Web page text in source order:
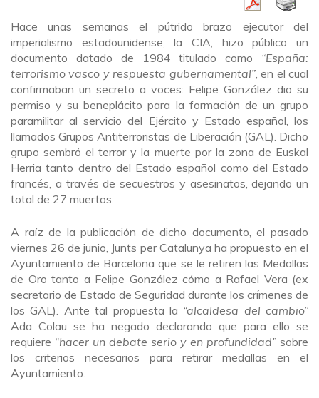
Hace unas semanas el pútrido brazo ejecutor del
imperialismo estadounidense, la CIA, hizo público un
documento datado de 1984 titulado como “España:
terrorismo vasco y respuesta gubernamental”, en el cual
confirmaban un secreto a voces: Felipe González dio su
permiso y su beneplácito para la formación de un grupo
paramilitar al servicio del Ejército y Estado español, los
llamados Grupos Antiterroristas de Liberación (GAL). Dicho
grupo sembró el terror y la muerte por la zona de Euskal
Herria tanto dentro del Estado español como del Estado
francés, a través de secuestros y asesinatos, dejando un
total de 27 muertos.
A raíz de la publicación de dicho documento, el pasado
viernes 26 de junio, Junts per Catalunya ha propuesto en el
Ayuntamiento de Barcelona que se le retiren las Medallas
de Oro tanto a Felipe González cómo a Rafael Vera (ex
secretario de Estado de Seguridad durante los crímenes de
los GAL). Ante tal propuesta la “alcaldesa del cambio”
Ada Colau se ha negado declarando que para ello se
requiere “hacer un debate serio y en profundidad” sobre
los criterios necesarios para retirar medallas en el
Ayuntamiento.